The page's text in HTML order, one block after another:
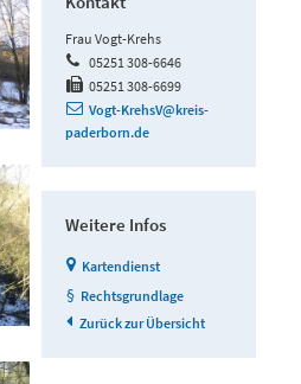
Frau Vogt-Krehs
05251 308-6646
05251 308-6699
Vogt-KrehsV@kreis-
paderborn.de
Weitere Infos
Kartendienst
Rechtsgrundlage
Zurück zur Übersicht